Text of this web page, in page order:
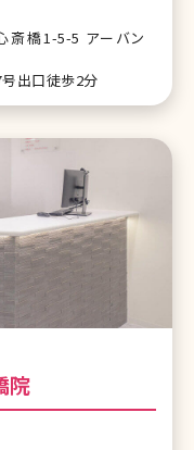
斎橋1-5-5 アーバン
出口徒歩2分
院